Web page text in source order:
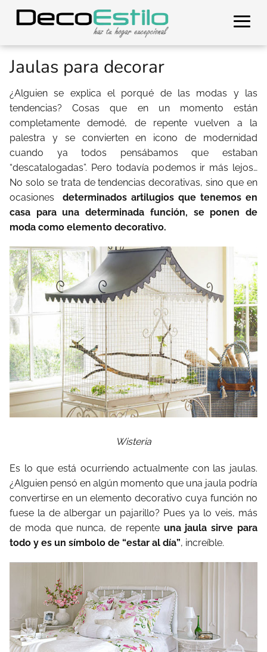
Jaulas para decorar
¿Alguien se explica el porqué de las modas y las
tendencias? Cosas que en un momento están
completamente demodé, de repente vuelven a la
palestra y se convierten en icono de modernidad
cuando ya todos pensábamos que estaban
“descatalogadas”. Pero todavía podemos ir más lejos…
No solo se trata de tendencias decorativas, sino que en
ocasiones determinados artilugios que tenemos en
casa para una determinada función, se ponen de
moda como elemento decorativo.
Wisteria
Es lo que está ocurriendo actualmente con las jaulas.
¿Alguien pensó en algún momento que una jaula podría
convertirse en un elemento decorativo cuya función no
fuese la de albergar un pajarillo? Pues ya lo veis, más
de moda que nunca, de repente una jaula sirve para
todo y es un símbolo de “estar al día”, increíble.